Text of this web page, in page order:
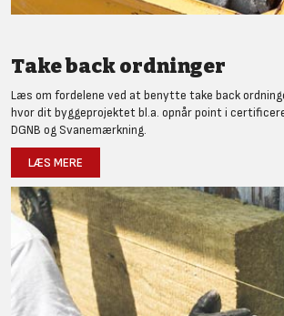
Take back ordninger
Læs om fordelene ved at benytte take back
hvor dit byggeprojektet bl.a. opnår point i
DGNB og Svanemærkning.
LÆS MERE